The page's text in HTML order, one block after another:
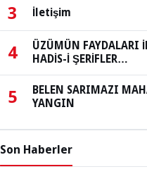
3 İletişim
4
ÜZÜMÜN FAYDALARI
HADİS-İ ŞERİFLER…
5
BELEN SARIMAZI
YANGIN
Son Haberler